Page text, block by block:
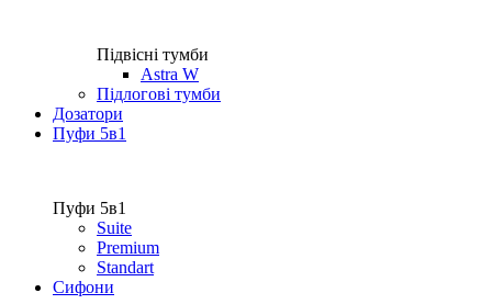
Підвісні тумби
Astra W
Підлогові тумби
Дозатори
Пуфи 5в1
Пуфи 5в1
Suite
Premium
Standart
Сифони